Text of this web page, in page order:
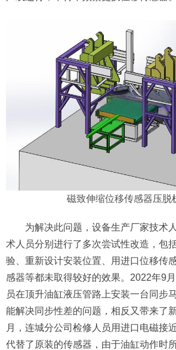
磁致伸缩位移传感器压脱
为解决此问题，设备生产厂家技术
术人员分别进行了多次尝试性改造，包
验、重新设计安装位置、用进口位移传
感器等都未取得较好的效果。2022年9
员在顶升油缸液压管路上安装一台同步
能解决同步性差的问题，相反又带来了
月，连城分公司检修人员用进口电磁接
代替了原装的传感器，由于油缸动作时